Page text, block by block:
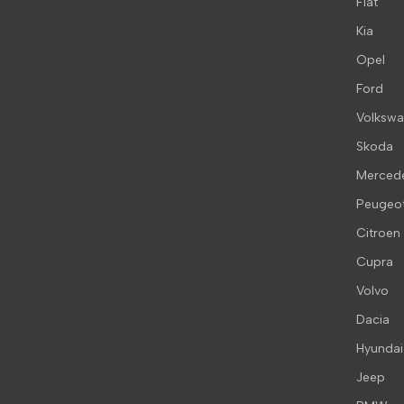
Kia
Opel
Ford
Skoda
Citroen
Cupra
Volvo
Dacia
Hyundai
Jeep